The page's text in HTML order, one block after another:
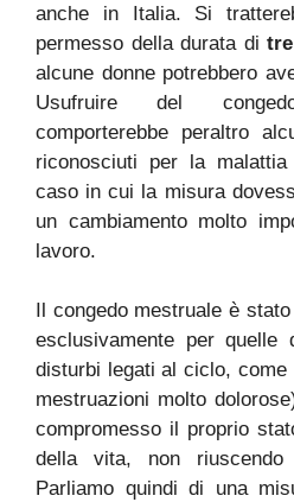
anche in Italia. Si
permesso della durata di
alcune donne potrebbero
Usufruire del
comporterebbe peraltro
riconosciuti per la
caso in cui la misura
un cambiamento molto
lavoro.
Il congedo mestruale è
esclusivamente per quelle
disturbi legati al ciclo,
mestruazioni molto
compromesso il proprio
della vita, non riuscendo
Parliamo quindi di una